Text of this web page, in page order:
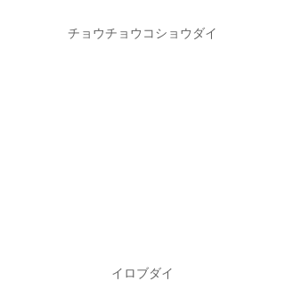
チョウチョウコショウダイ
イロブダイ